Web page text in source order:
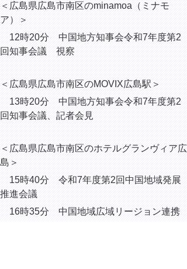
＜広島県広島市南区のminamoa（ミナモ
ア）＞
12時20分 中国地方知事会令和7年度第2
回知事会議 視察
＜広島県広島市南区のMOVIX広島駅＞
13時20分 中国地方知事会令和7年度第2
回知事会議、記者会見
＜広島県広島市南区のホテルグランヴィア広
島＞
15時40分 令和7年度第2回中国地域発展
推進会議
16時35分 中国地域広域リージョン連携